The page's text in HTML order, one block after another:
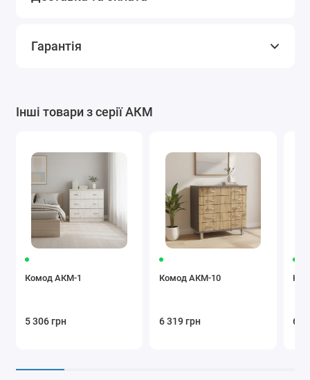
Гарантія
Інші товари з серії АКМ
Комод АКМ-1
5 306 грн
Комод АКМ-10
6 319 грн 6